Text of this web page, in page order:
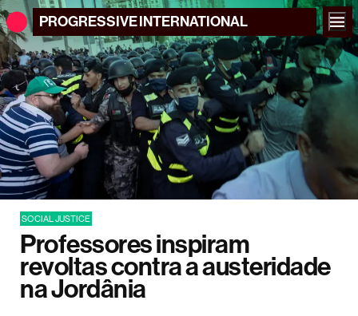
PROGRESSIVEINTERNATIONAL
SOCIAL JUSTICE
Professores inspiram
revoltas contra a austeridade
na Jordânia